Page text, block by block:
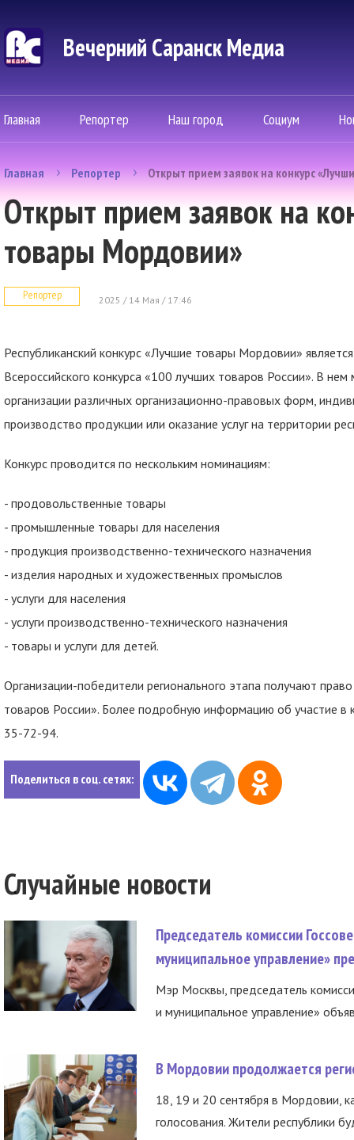
Вечерний Саранск Mедиа
Главная Репортер Наш город Социум
Главная Репортер Открыт прием заявок на конкурс
Открыт прием заявок на
товары Мордовии»
Репортер 2025 / 14 Мая / 17:46
Республиканский конкурс «Лучшие товары Мордовии»
Всероссийского конкурса «100 лучших товаров России». В нем
организации различных организационно-правовых форм,
производство продукции или оказание услуг на территории
Конкурс проводится по нескольким номинациям:
- продовольственные товары
- промышленные товары для населения
- продукция производственно-технического назначения
- изделия народных и художественных промыслов
- услуги для населения
- услуги производственно-технического назначения
- товары и услуги для детей.
Организации-победители регионального этапа получают
товаров России». Более подробную информацию об участие
35-72-94.
Поделиться в соц. сетях:
Случайные новости
Председатель комиссии
муниципальное управление»
Мэр Москвы, председатель
и муниципальное управление»
В Мордовии продолжается
18, 19 и 20 сентября в Мордовии,
голосования. Жители республики